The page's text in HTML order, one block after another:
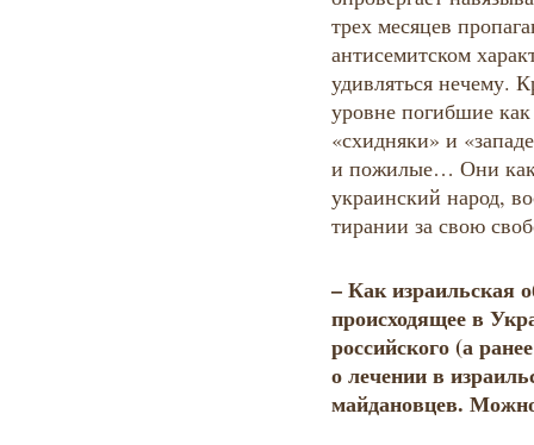
трех месяцев
антисемитском
удивляться нечему.
уровне погибшие
«схидняки» и
и пожилые… Они
украинский народ,
тирании за свою
– Как израильская
происходящее в
российского (а
о лечении в
майдановцев.